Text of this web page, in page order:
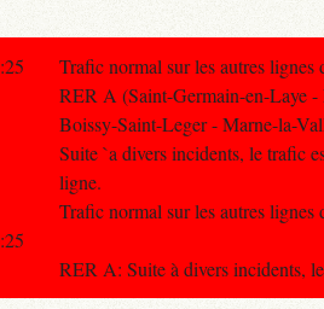
Trafic normal sur les autres lignes
RER A (Saint-Germain-en-Laye
Boissy-Saint-Leger - Marne-la-
Suite `a divers incidents, le trafic
ligne.
Trafic normal sur les autres lignes
RER A: Suite à divers incidents,